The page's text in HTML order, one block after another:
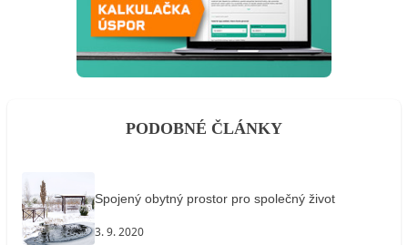
PODOBNÉ ČLÁNKY
Spojený obytný prostor pro společný život
3. 9. 2020